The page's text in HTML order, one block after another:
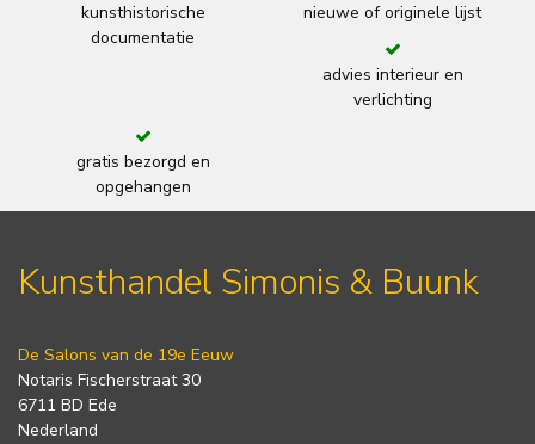
kunsthistorische
documentatie
nieuwe of originele lijst
advies interieur en
verlichting
gratis bezorgd en
opgehangen
Kunsthandel Simonis & Buunk
De Salons van de 19e Eeuw
Notaris Fischerstraat 30
6711 BD Ede
Nederland